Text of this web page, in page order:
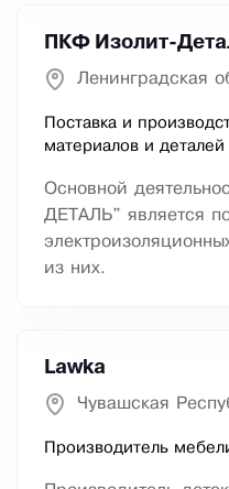
ПКФ Изолит-
Ленинградская
Поставка и
материалов и деталей
Основной
ДЕТАЛЬ" является
из них.
Lawka
Чувашская
Производитель